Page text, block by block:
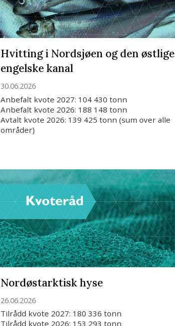
Hvitting i Nordsjøen og den østlige
engelske kanal
30.06.2026
Anbefalt kvote 2027: 104 430 tonn
Anbefalt kvote 2026: 188 148 tonn
Avtalt kvote 2026: 139 425 tonn (sum over alle
områder)
Nordøstarktisk hyse
26.06.2026
Tilrådd kvote 2027: 180 336 tonn
Tilrådd kvote 2026: 153 293 tonn